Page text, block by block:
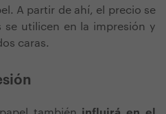
A partir de ahí, el precio se
se utilicen en la impresión y
caras.